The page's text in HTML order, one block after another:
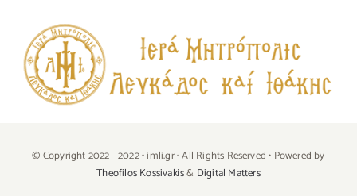
© Copyright 2022 - 2022 • imli.gr • All Rights Reserved • Powered by
Theofilos Kossivakis& Digital Matters